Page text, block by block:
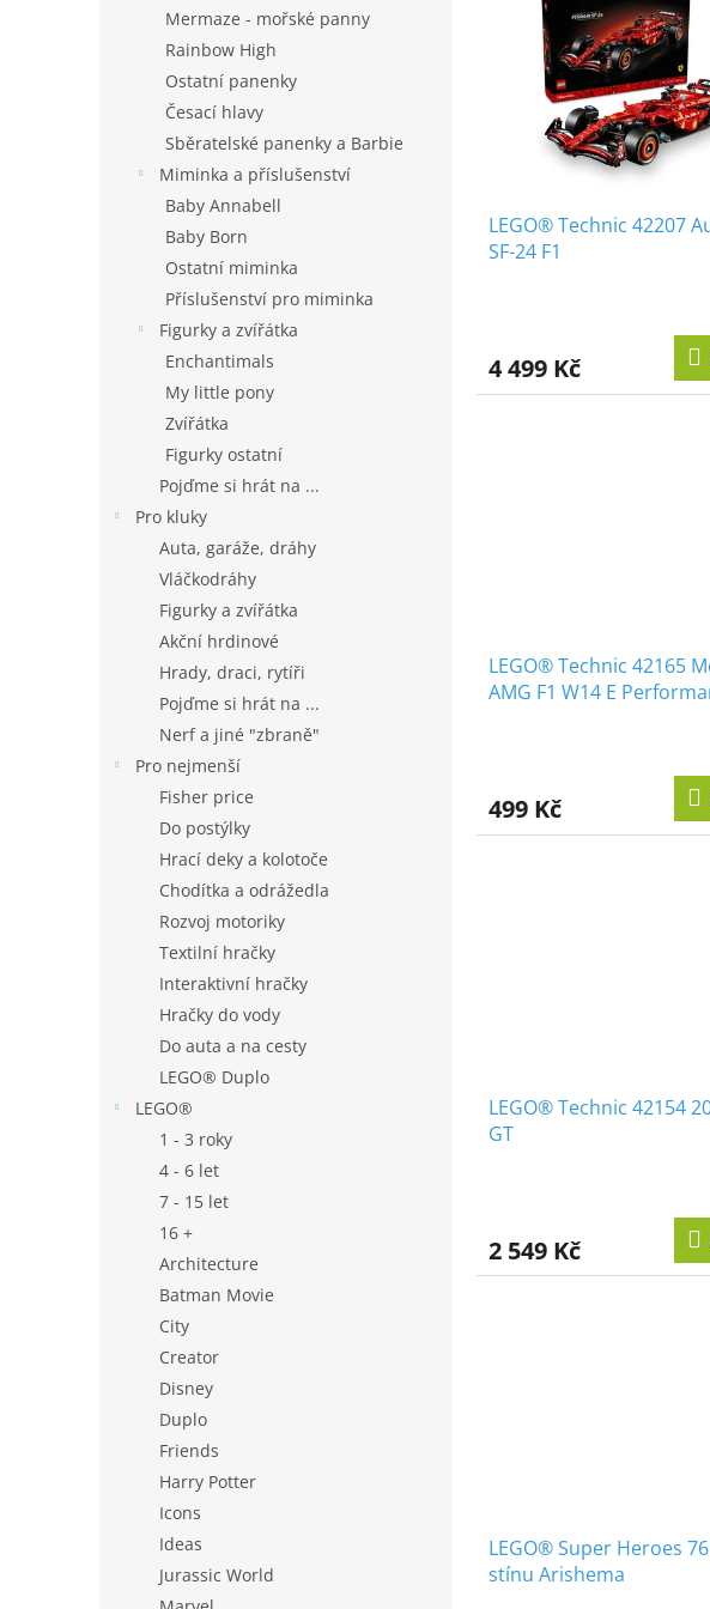
Mermaze - mořské panny
Rainbow High
Ostatní panenky
Česací hlavy
Sběratelské panenky a Barbie
Miminka a příslušenství
Baby Annabell
Baby Born
Ostatní miminka
Příslušenství pro miminka
Figurky a zvířátka
Enchantimals
My little pony
Zvířátka
Figurky ostatní
Pojďme si hrát na ...
Pro kluky
Auta, garáže, dráhy
Vláčkodráhy
Figurky a zvířátka
Akční hrdinové
Hrady, draci, rytíři
Pojďme si hrát na ...
Nerf a jiné "zbraně"
Pro nejmenší
Fisher price
Do postýlky
Hrací deky a kolotoče
Chodítka a odrážedla
Rozvoj motoriky
Textilní hračky
Interaktivní hračky
Hračky do vody
Do auta a na cesty
LEGO® Duplo
LEGO®
1 - 3 roky
4 - 6 let
7 - 15 let
16 +
Architecture
Batman Movie
City
Creator
Disney
Duplo
Friends
Harry Potter
Icons
Ideas
Jurassic World
LEGO® Technic 42207
SF-24 F1
4 499 Kč
LEGO® Technic 42165
AMG F1 W14 E
499 Kč
LEGO® Technic 42154
GT
2 549 Kč
LEGO® Super Heroes
stínu Arishema